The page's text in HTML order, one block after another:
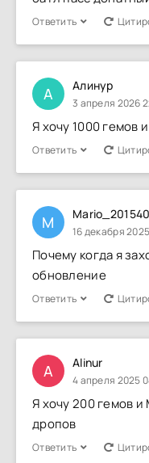
Ответить
А Алинур
3 апреля 2026
Я хочу 1000 гемов
Ответить
M Mario_201540
16 декабря
Почему когда я
обновление
Ответить
A Alinur
4 апреля 2025
Я хочу 200 гемов
дропов
Ответить